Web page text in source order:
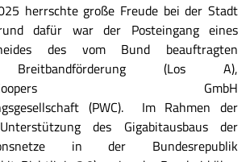
herrschte große Freude bei der Stadt
dafür war der Posteingang eines
des vom Bund beauftragten
Breitbandförderung (Los A),
GmbH
(PWC). Im Rahmen der
des Gigabitausbaus der
in der Bundesrepublik